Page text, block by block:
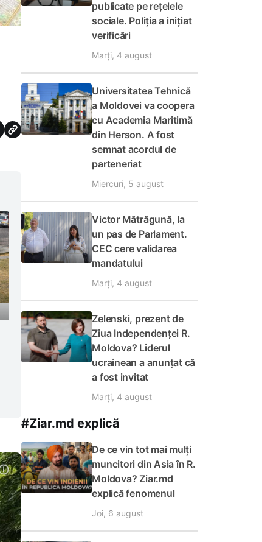
publicate pe rețelele
sociale. Poliția a inițiat
verificări
Marți, 4 august
Universitatea Tehnică
a Moldovei va coopera
cu Academia Maritimă
din Herson. A fost
semnat acordul de
parteneriat
Miercuri, 5 august
Victor Mătrăgună, la
un pas de Parlament.
CEC cere validarea
mandatului
Marți, 4 august
Zelenski, prezent de
Ziua Independenței R.
Moldova? Liderul
ucrainean a anunțat că
a fost invitat
Marți, 4 august
#Ziar.md explică
De ce vin tot mai mulți
muncitori din Asia în R.
Moldova? Ziar.md
explică fenomenul
Joi, 6 august